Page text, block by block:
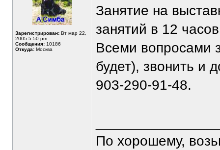
Зарегистрирован: Вт мар 22,
2005 5:50 pm
Сообщения: 10186
Откуда: Москва
Занятие на
занятий в 12
Всеми вопросами
будет), звонить и
903-290-91-48.
По хорошему,